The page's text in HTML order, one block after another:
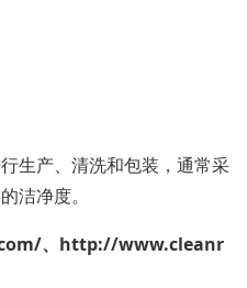
生产、清洗和包装，通常采
洁净度。
、http://www.cleanr